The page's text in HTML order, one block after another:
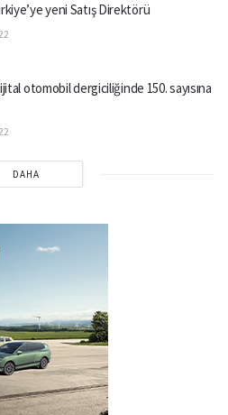
yeni Satış Direktörü
otomobil dergiciliğinde 150. sayısına
DAHA